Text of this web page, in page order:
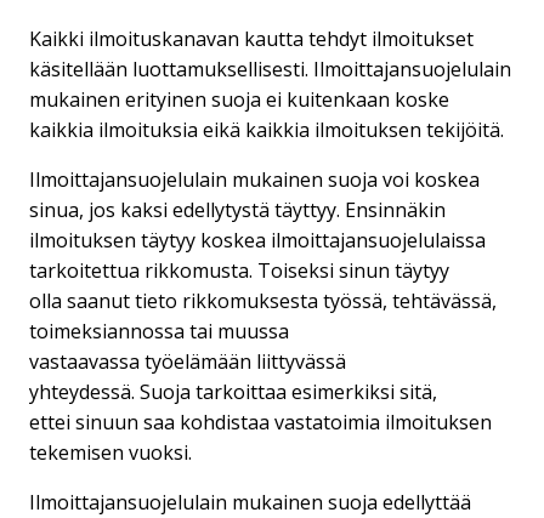
Kaikki ilmoituskanavan kautta tehdyt ilmoitukset
käsitellään luottamuksellisesti. Ilmoittajansuojelulain
mukainen erityinen suoja ei kuitenkaan koske
kaikkia ilmoituksia eikä kaikkia ilmoituksen tekijöitä.
Ilmoittajansuojelulain mukainen suoja voi koskea
sinua, jos kaksi edellytystä täyttyy. Ensinnäkin
ilmoituksen täytyy koskea ilmoittajansuojelulaissa
tarkoitettua rikkomusta. Toiseksi sinun täytyy
olla saanut tieto rikkomuksesta työssä, tehtävässä,
toimeksiannossa tai muussa
vastaavassa työelämään liittyvässä
yhteydessä. Suoja tarkoittaa esimerkiksi sitä,
ettei sinuun saa kohdistaa vastatoimia ilmoituksen
tekemisen vuoksi.
Ilmoittajansuojelulain mukainen suoja edellyttää